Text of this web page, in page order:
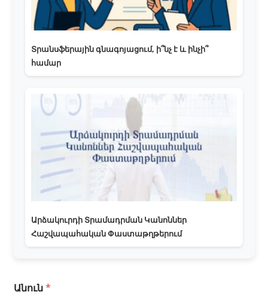
Տրանսֆերային գնագոյացում, ի՞նչ է և ինչի՞
համար
Արձակուրդի Տրամադրման Կանոններ
Հաշվապահական Փաստաթղթերում
Անուն*